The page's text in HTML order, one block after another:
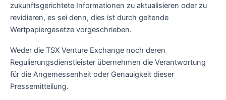
zukunftsgerichtete Informationen zu aktualisieren oder zu
revidieren, es sei denn, dies ist durch geltende
Wertpapiergesetze vorgeschrieben.
Weder die TSX Venture Exchange noch deren
Regulierungsdienstleister übernehmen die Verantwortung
für die Angemessenheit oder Genauigkeit dieser
Pressemitteilung.